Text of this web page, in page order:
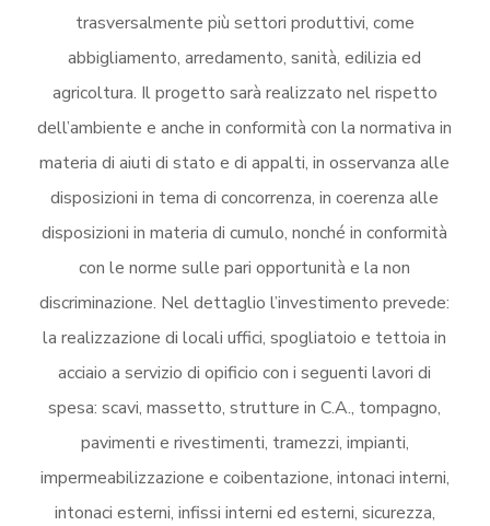
trasversalmente più settori produttivi, come
abbigliamento, arredamento, sanità, edilizia ed
agricoltura. Il progetto sarà realizzato nel rispetto
dell’ambiente e anche in conformità con la normativa in
materia di aiuti di stato e di appalti, in osservanza alle
disposizioni in tema di concorrenza, in coerenza alle
disposizioni in materia di cumulo, nonché in conformità
con le norme sulle pari opportunità e la non
discriminazione. Nel dettaglio l’investimento prevede:
la realizzazione di locali uffici, spogliatoio e tettoia in
acciaio a servizio di opificio con i seguenti lavori di
spesa: scavi, massetto, strutture in C.A., tompagno,
pavimenti e rivestimenti, tramezzi, impianti,
impermeabilizzazione e coibentazione, intonaci interni,
intonaci esterni, infissi interni ed esterni, sicurezza,